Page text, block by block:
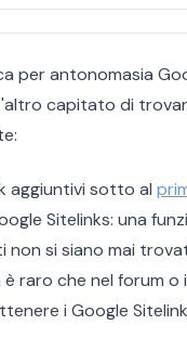
per antonomasia
capitato di
aggiuntivi sotto al
Sitelinks: una
non si siano mai
raro che nel forum
i Google